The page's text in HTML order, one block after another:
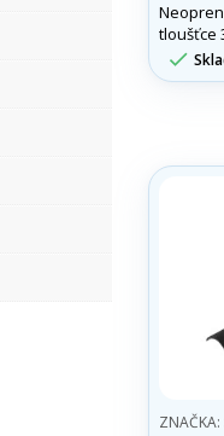
tloušťce

ZNAČKA: